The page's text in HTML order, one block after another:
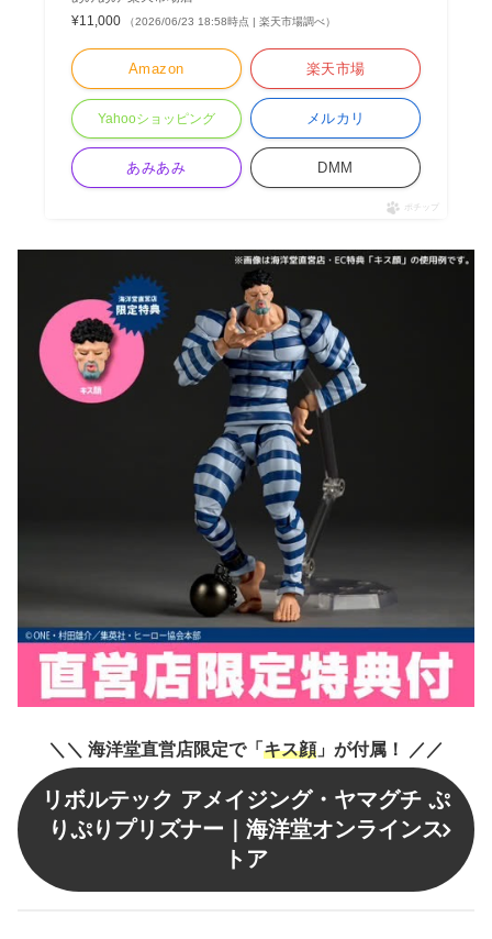
¥11,000
（2026/06/23 18:58時点 | 楽天市場調べ）
Amazon 楽天市場
Yahooショッピング メルカリ
あみあみ DMM
ポチップ
＼ ＼ 海洋堂直営店限定で「 キス顔」が付属！ ／ ／
リボルテック アメイジング・ヤマグチ ぷ
りぷりプリズナー｜海洋堂オンラインス
トア